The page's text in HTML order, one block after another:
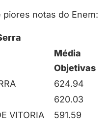
notas do Enem:
Média
Objetivas
624.94
620.03
VITORIA 591.59